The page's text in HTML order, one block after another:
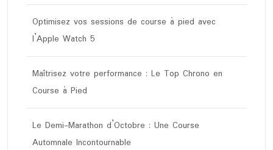
Optimisez vos sessions de course à pied avec
l’Apple Watch 5
Maîtrisez votre performance : Le Top Chrono en
Course à Pied
Le Demi-Marathon d’Octobre : Une Course
Automnale Incontournable